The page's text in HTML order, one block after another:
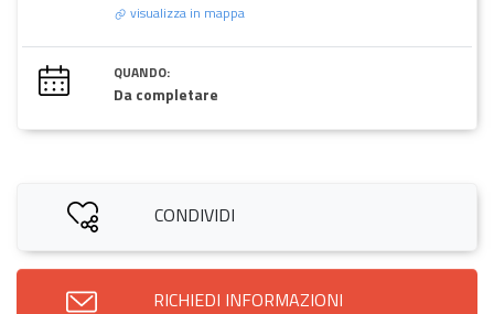
visualizza in mappa
QUANDO:
Da completare
CONDIVIDI
RICHIEDI INFORMAZIONI